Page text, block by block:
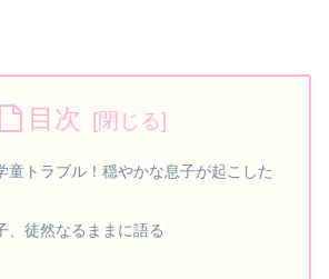
目次
童トラブル！穏やかな息子が起こした
、徒然なるままに語る